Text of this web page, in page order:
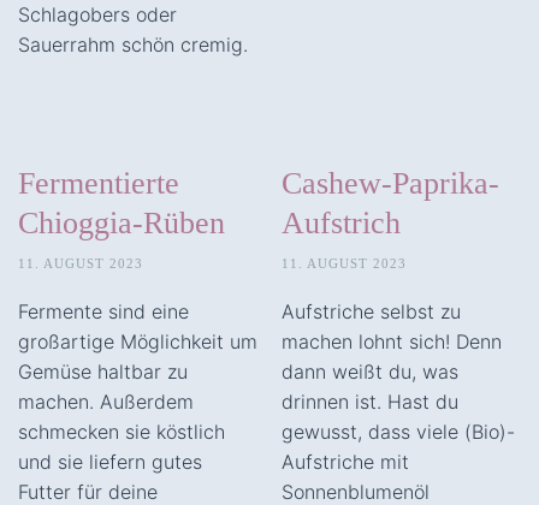
Schlagobers oder
Sauerrahm schön cremig.
Fermentierte
Chioggia-Rüben
11. AUGUST 2023
Fermente sind eine
großartige Möglichkeit um
Gemüse haltbar zu
machen. Außerdem
schmecken sie köstlich
und sie liefern gutes
Futter für deine
Cashew-Paprika-
Aufstrich
11. AUGUST 2023
Aufstriche selbst zu
machen lohnt sich! Denn
dann weißt du, was
drinnen ist. Hast du
gewusst, dass viele (Bio)-
Aufstriche mit
Sonnenblumenöl